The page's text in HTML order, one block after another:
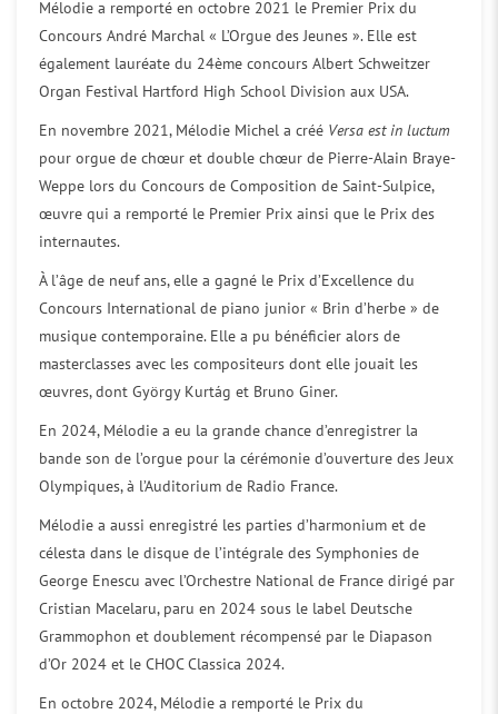
Mélodie a remporté en octobre 2021 le Premier Prix du
Concours André Marchal « L’Orgue des Jeunes ». Elle est
également lauréate du 24ème concours Albert Schweitzer
Organ Festival Hartford High School Division aux USA.
En novembre 2021, Mélodie Michel a créé Versa est in luctum
pour orgue de chœur et double chœur de Pierre-Alain Braye-
Weppe lors du Concours de Composition de Saint-Sulpice,
œuvre qui a remporté le Premier Prix ainsi que le Prix des
internautes.
À l’âge de neuf ans, elle a gagné le Prix d’Excellence du
Concours International de piano junior « Brin d’herbe » de
musique contemporaine. Elle a pu bénéficier alors de
masterclasses avec les compositeurs dont elle jouait les
œuvres, dont György Kurtág et Bruno Giner.
En 2024, Mélodie a eu la grande chance d’enregistrer la
bande son de l’orgue pour la cérémonie d’ouverture des Jeux
Olympiques, à l’Auditorium de Radio France.
Mélodie a aussi enregistré les parties d’harmonium et de
célesta dans le disque de l’intégrale des Symphonies de
George Enescu avec l’Orchestre National de France dirigé par
Cristian Macelaru, paru en 2024 sous le label Deutsche
Grammophon et doublement récompensé par le Diapason
d’Or 2024 et le CHOC Classica 2024.
En octobre 2024, Mélodie a remporté le Prix du